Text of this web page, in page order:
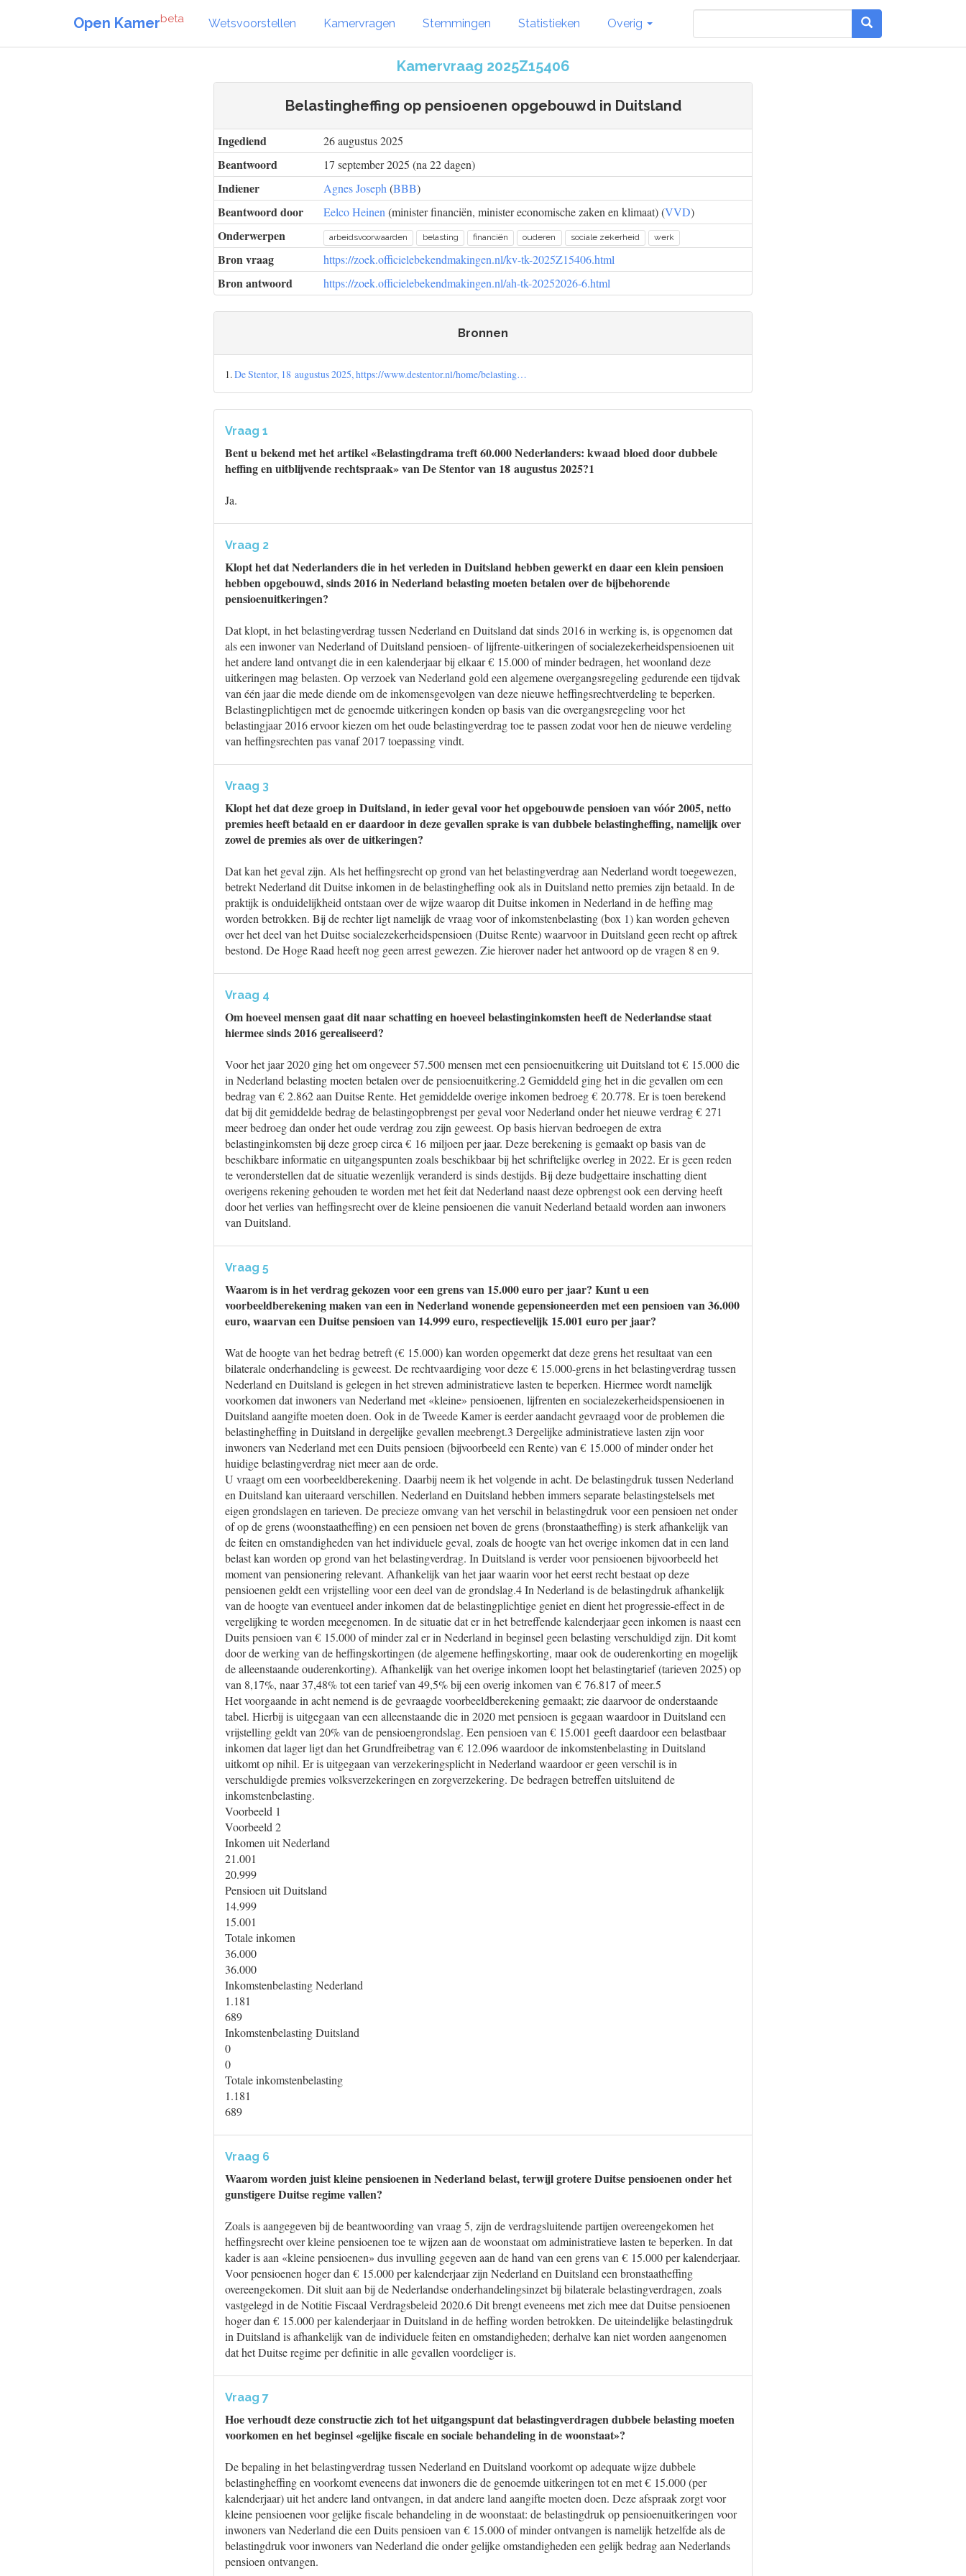
Open Kamerbeta Wetsvoorstellen Kamervragen Stemmingen Statistieken Overig
Kamervraag 2025Z15406
Belastingheffing op pensioenen opgebouwd in Duitsland
Ingediend 26 augustus 2025
Beantwoord 17 september 2025 (na 22 dagen)
Indiener Agnes Joseph (BBB)
Beantwoord door Eelco Heinen (minister financiën, minister economische zaken en klimaat) (VVD)
Onderwerpen arbeidsvoorwaarden belasting financiën ouderen sociale zekerheid werk
Bron vraag https://zoek.officielebekendmakingen.nl/kv-tk-2025Z15406.html
Bron antwoord https://zoek.officielebekendmakingen.nl/ah-tk-20252026-6.html
Bronnen
1.De Stentor, 18 augustus 2025, https://www.destentor.nl/home/belasting…
Vraag 1
Bent u bekend met het artikel «Belastingdrama treft 60.000 Nederlanders: kwaad bloed door dubbele
heffing en uitblijvende rechtspraak» van De Stentor van 18 augustus 2025?1
Ja.
Vraag 2
Klopt het dat Nederlanders die in het verleden in Duitsland hebben gewerkt en daar een klein pensioen
hebben opgebouwd, sinds 2016 in Nederland belasting moeten betalen over de bijbehorende
pensioenuitkeringen?
Dat klopt, in het belastingverdrag tussen Nederland en Duitsland dat sinds 2016 in werking is, is opgenomen dat
als een inwoner van Nederland of Duitsland pensioen- of lijfrente-uitkeringen of socialezekerheidspensioenen uit
het andere land ontvangt die in een kalenderjaar bij elkaar € 15.000 of minder bedragen, het woonland deze
uitkeringen mag belasten. Op verzoek van Nederland gold een algemene overgangsregeling gedurende een tijdvak
van één jaar die mede diende om de inkomensgevolgen van deze nieuwe heffingsrechtverdeling te beperken.
Belastingplichtigen met de genoemde uitkeringen konden op basis van die overgangsregeling voor het
belastingjaar 2016 ervoor kiezen om het oude belastingverdrag toe te passen zodat voor hen de nieuwe verdeling
van heffingsrechten pas vanaf 2017 toepassing vindt.
Vraag 3
Klopt het dat deze groep in Duitsland, in ieder geval voor het opgebouwde pensioen van vóór 2005, netto
premies heeft betaald en er daardoor in deze gevallen sprake is van dubbele belastingheffing, namelijk over
zowel de premies als over de uitkeringen?
Dat kan het geval zijn. Als het heffingsrecht op grond van het belastingverdrag aan Nederland wordt toegewezen,
betrekt Nederland dit Duitse inkomen in de belastingheffing ook als in Duitsland netto premies zijn betaald. In de
praktijk is onduidelijkheid ontstaan over de wijze waarop dit Duitse inkomen in Nederland in de heffing mag
worden betrokken. Bij de rechter ligt namelijk de vraag voor of inkomstenbelasting (box 1) kan worden geheven
over het deel van het Duitse socialezekerheidspensioen (Duitse Rente) waarvoor in Duitsland geen recht op aftrek
bestond. De Hoge Raad heeft nog geen arrest gewezen. Zie hierover nader het antwoord op de vragen 8 en 9.
Vraag 4
Om hoeveel mensen gaat dit naar schatting en hoeveel belastinginkomsten heeft de Nederlandse staat
hiermee sinds 2016 gerealiseerd?
Voor het jaar 2020 ging het om ongeveer 57.500 mensen met een pensioenuitkering uit Duitsland tot € 15.000 die
in Nederland belasting moeten betalen over de pensioenuitkering.2 Gemiddeld ging het in die gevallen om een
bedrag van € 2.862 aan Duitse Rente. Het gemiddelde overige inkomen bedroeg € 20.778. Er is toen berekend
dat bij dit gemiddelde bedrag de belastingopbrengst per geval voor Nederland onder het nieuwe verdrag € 271
meer bedroeg dan onder het oude verdrag zou zijn geweest. Op basis hiervan bedroegen de extra
belastinginkomsten bij deze groep circa € 16 miljoen per jaar. Deze berekening is gemaakt op basis van de
beschikbare informatie en uitgangspunten zoals beschikbaar bij het schriftelijke overleg in 2022. Er is geen reden
te veronderstellen dat de situatie wezenlijk veranderd is sinds destijds. Bij deze budgettaire inschatting dient
overigens rekening gehouden te worden met het feit dat Nederland naast deze opbrengst ook een derving heeft
door het verlies van heffingsrecht over de kleine pensioenen die vanuit Nederland betaald worden aan inwoners
van Duitsland.
Vraag 5
Waarom is in het verdrag gekozen voor een grens van 15.000 euro per jaar? Kunt u een
voorbeeldberekening maken van een in Nederland wonende gepensioneerden met een pensioen van 36.000
euro, waarvan een Duitse pensioen van 14.999 euro, respectievelijk 15.001 euro per jaar?
Wat de hoogte van het bedrag betreft (€ 15.000) kan worden opgemerkt dat deze grens het resultaat van een
bilaterale onderhandeling is geweest. De rechtvaardiging voor deze € 15.000-grens in het belastingverdrag tussen
Nederland en Duitsland is gelegen in het streven administratieve lasten te beperken. Hiermee wordt namelijk
voorkomen dat inwoners van Nederland met «kleine» pensioenen, lijfrenten en socialezekerheidspensioenen in
Duitsland aangifte moeten doen. Ook in de Tweede Kamer is eerder aandacht gevraagd voor de problemen die
belastingheffing in Duitsland in dergelijke gevallen meebrengt.3 Dergelijke administratieve lasten zijn voor
inwoners van Nederland met een Duits pensioen (bijvoorbeeld een Rente) van € 15.000 of minder onder het
huidige belastingverdrag niet meer aan de orde.
U vraagt om een voorbeeldberekening. Daarbij neem ik het volgende in acht. De belastingdruk tussen Nederland
en Duitsland kan uiteraard verschillen. Nederland en Duitsland hebben immers separate belastingstelsels met
eigen grondslagen en tarieven. De precieze omvang van het verschil in belastingdruk voor een pensioen net onder
of op de grens (woonstaatheffing) en een pensioen net boven de grens (bronstaatheffing) is sterk afhankelijk van
de feiten en omstandigheden van het individuele geval, zoals de hoogte van het overige inkomen dat in een land
belast kan worden op grond van het belastingverdrag. In Duitsland is verder voor pensioenen bijvoorbeeld het
moment van pensionering relevant. Afhankelijk van het jaar waarin voor het eerst recht bestaat op deze
pensioenen geldt een vrijstelling voor een deel van de grondslag.4 In Nederland is de belastingdruk afhankelijk
van de hoogte van eventueel ander inkomen dat de belastingplichtige geniet en dient het progressie-effect in de
vergelijking te worden meegenomen. In de situatie dat er in het betreffende kalenderjaar geen inkomen is naast een
Duits pensioen van € 15.000 of minder zal er in Nederland in beginsel geen belasting verschuldigd zijn. Dit komt
door de werking van de heffingskortingen (de algemene heffingskorting, maar ook de ouderenkorting en mogelijk
de alleenstaande ouderenkorting). Afhankelijk van het overige inkomen loopt het belastingtarief (tarieven 2025) op
van 8,17%, naar 37,48% tot een tarief van 49,5% bij een overig inkomen van € 76.817 of meer.5
Het voorgaande in acht nemend is de gevraagde voorbeeldberekening gemaakt; zie daarvoor de onderstaande
tabel. Hierbij is uitgegaan van een alleenstaande die in 2020 met pensioen is gegaan waardoor in Duitsland een
vrijstelling geldt van 20% van de pensioengrondslag. Een pensioen van € 15.001 geeft daardoor een belastbaar
inkomen dat lager ligt dan het Grundfreibetrag van € 12.096 waardoor de inkomstenbelasting in Duitsland
uitkomt op nihil. Er is uitgegaan van verzekeringsplicht in Nederland waardoor er geen verschil is in
verschuldigde premies volksverzekeringen en zorgverzekering. De bedragen betreffen uitsluitend de
inkomstenbelasting.
Voorbeeld 1
Voorbeeld 2
Inkomen uit Nederland
21.001
20.999
Pensioen uit Duitsland
14.999
15.001
Totale inkomen
36.000
36.000
Inkomstenbelasting Nederland
1.181
689
Inkomstenbelasting Duitsland
0
0
Totale inkomstenbelasting
1.181
689
Vraag 6
Waarom worden juist kleine pensioenen in Nederland belast, terwijl grotere Duitse pensioenen onder het
gunstigere Duitse regime vallen?
Zoals is aangegeven bij de beantwoording van vraag 5, zijn de verdragsluitende partijen overeengekomen het
heffingsrecht over kleine pensioenen toe te wijzen aan de woonstaat om administratieve lasten te beperken. In dat
kader is aan «kleine pensioenen» dus invulling gegeven aan de hand van een grens van € 15.000 per kalenderjaar.
Voor pensioenen hoger dan € 15.000 per kalenderjaar zijn Nederland en Duitsland een bronstaatheffing
overeengekomen. Dit sluit aan bij de Nederlandse onderhandelingsinzet bij bilaterale belastingverdragen, zoals
vastgelegd in de Notitie Fiscaal Verdragsbeleid 2020.6 Dit brengt eveneens met zich mee dat Duitse pensioenen
hoger dan € 15.000 per kalenderjaar in Duitsland in de heffing worden betrokken. De uiteindelijke belastingdruk
in Duitsland is afhankelijk van de individuele feiten en omstandigheden; derhalve kan niet worden aangenomen
dat het Duitse regime per definitie in alle gevallen voordeliger is.
Vraag 7
Hoe verhoudt deze constructie zich tot het uitgangspunt dat belastingverdragen dubbele belasting moeten
voorkomen en het beginsel «gelijke fiscale en sociale behandeling in de woonstaat»?
De bepaling in het belastingverdrag tussen Nederland en Duitsland voorkomt op adequate wijze dubbele
belastingheffing en voorkomt eveneens dat inwoners die de genoemde uitkeringen tot en met € 15.000 (per
kalenderjaar) uit het andere land ontvangen, in dat andere land aangifte moeten doen. Deze afspraak zorgt voor
kleine pensioenen voor gelijke fiscale behandeling in de woonstaat: de belastingdruk op pensioenuitkeringen voor
inwoners van Nederland die een Duits pensioen van € 15.000 of minder ontvangen is namelijk hetzelfde als de
belastingdruk voor inwoners van Nederland die onder gelijke omstandigheden een gelijk bedrag aan Nederlands
pensioen ontvangen.